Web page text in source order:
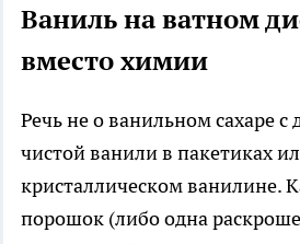
Ваниль на ватном
вместо химии
Речь не о ванильном сахаре с
чистой ванили в пакетиках
кристаллическом ванилине.
порошок (либо одна